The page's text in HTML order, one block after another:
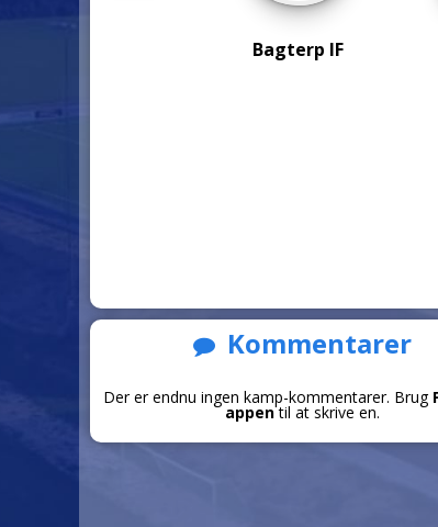
Bagterp IF
Kommentarer
Der er endnu ingen kamp-kommentarer. Brug
appentil at skrive en.